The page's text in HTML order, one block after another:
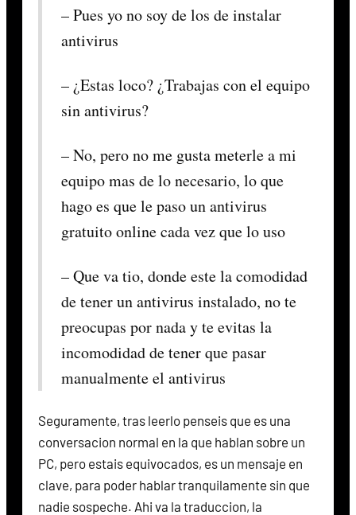
– Pues yo no soy de los de instalar
antivirus
– ¿Estas loco? ¿Trabajas con el equipo
sin antivirus?
– No, pero no me gusta meterle a mi
equipo mas de lo necesario, lo que
hago es que le paso un antivirus
gratuito online cada vez que lo uso
– Que va tio, donde este la comodidad
de tener un antivirus instalado, no te
preocupas por nada y te evitas la
incomodidad de tener que pasar
manualmente el antivirus
Seguramente, tras leerlo penseis que es una
conversacion normal en la que hablan sobre un
PC, pero estais equivocados, es un mensaje en
clave, para poder hablar tranquilamente sin que
nadie sospeche. Ahi va la traduccion, la